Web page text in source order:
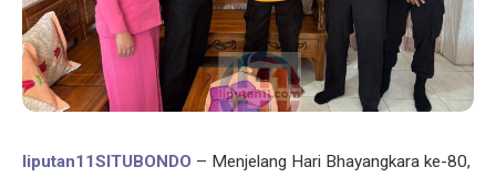
liputan11SITUBONDO – Menjelang Hari Bhayangkara ke-80,